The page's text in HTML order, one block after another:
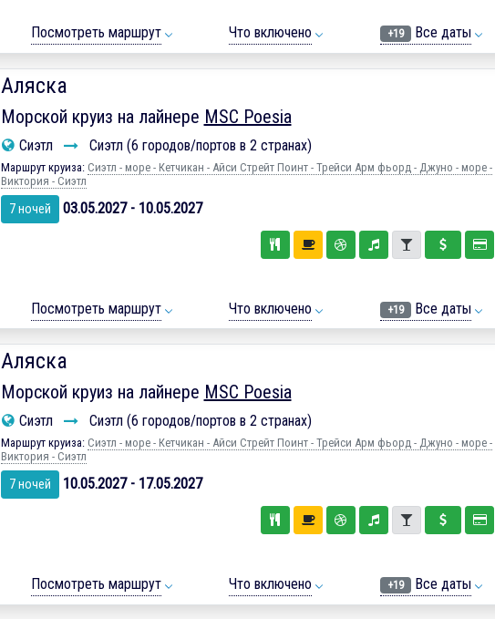
Посмотреть маршрут Что включено +19 Все даты
Аляска
Морской круиз на лайнере MSC Poesia
Сиэтл Сиэтл (6 городов/портов в 2 странах)
Маршрут круиза: Сиэтл - море - Кетчикан - Айси Стрейт Поинт - Трейси Арм фьорд - Джуно - море -
Виктория - Сиэтл
7 ночей 03.05.2027 - 10.05.2027
Посмотреть маршрут Что включено +19 Все даты
Аляска
Морской круиз на лайнере MSC Poesia
Сиэтл Сиэтл (6 городов/портов в 2 странах)
Маршрут круиза: Сиэтл - море - Кетчикан - Айси Стрейт Поинт - Трейси Арм фьорд - Джуно - море -
Виктория - Сиэтл
7 ночей 10.05.2027 - 17.05.2027
Посмотреть маршрут Что включено +19 Все даты